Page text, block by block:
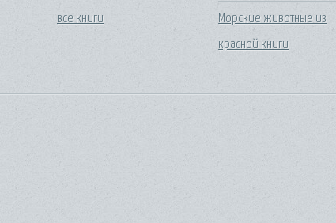
все книги
Морские животные из
красной книги